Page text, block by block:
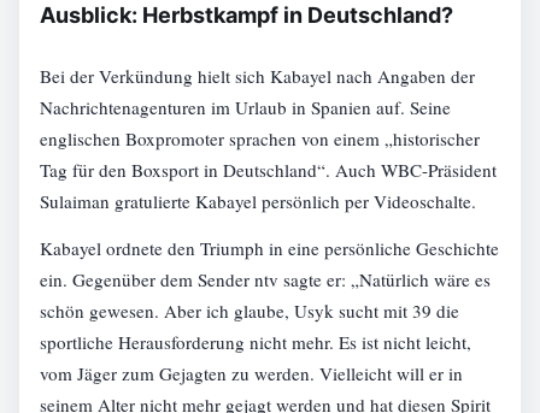
Ausblick: Herbstkampf in Deutschland?
Bei der Verkündung hielt sich Kabayel nach Angaben der
Nachrichtenagenturen im Urlaub in Spanien auf. Seine
englischen Boxpromoter sprachen von einem „historischer
Tag für den Boxsport in Deutschland“. Auch WBC-Präsident
Sulaiman gratulierte Kabayel persönlich per Videoschalte.
Kabayel ordnete den Triumph in eine persönliche Geschichte
ein. Gegenüber dem Sender ntv sagte er: „Natürlich wäre es
schön gewesen. Aber ich glaube, Usyk sucht mit 39 die
sportliche Herausforderung nicht mehr. Es ist nicht leicht,
vom Jäger zum Gejagten zu werden. Vielleicht will er in
seinem Alter nicht mehr gejagt werden und hat diesen Spirit